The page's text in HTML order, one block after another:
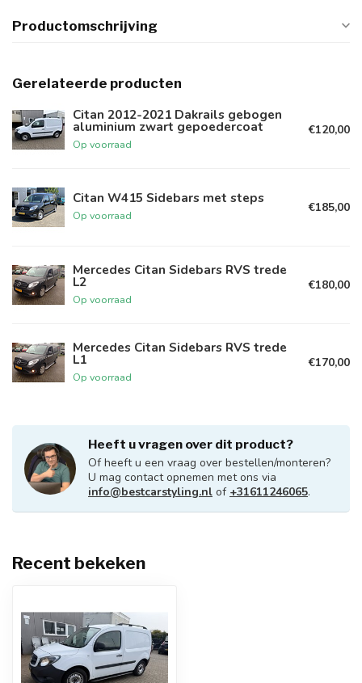
Productomschrijving
Gerelateerde producten
Citan 2012-2021 Dakrails gebogen
aluminium zwart gepoedercoat
Op voorraad
€120,00
Citan W415 Sidebars met steps
Op voorraad
€185,00
Mercedes Citan Sidebars RVS trede
L2
Op voorraad
€180,00
Mercedes Citan Sidebars RVS trede
L1
Op voorraad
€170,00
Heeft u vragen over dit product?
Of heeft u een vraag over bestellen/monteren?
U mag contact opnemen met ons via
info@bestcarstyling.nl of +31611246065.
Recent bekeken